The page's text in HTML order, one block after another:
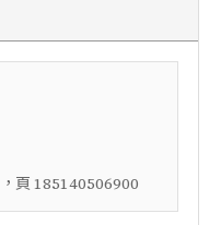
，頁 185140506900